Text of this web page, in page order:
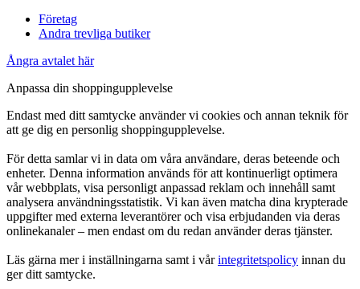
Företag
Andra trevliga butiker
Ångra avtalet här
Anpassa din shoppingupplevelse
Endast med ditt samtycke använder vi cookies och annan teknik för
att ge dig en personlig shoppingupplevelse.
För detta samlar vi in data om våra användare, deras beteende och
enheter. Denna information används för att kontinuerligt optimera
vår webbplats, visa personligt anpassad reklam och innehåll samt
analysera användningsstatistik. Vi kan även matcha dina krypterade
uppgifter med externa leverantörer och visa erbjudanden via deras
onlinekanaler – men endast om du redan använder deras tjänster.
Läs gärna mer i inställningarna samt i vårintegritetspolicy innan du
ger ditt samtycke.